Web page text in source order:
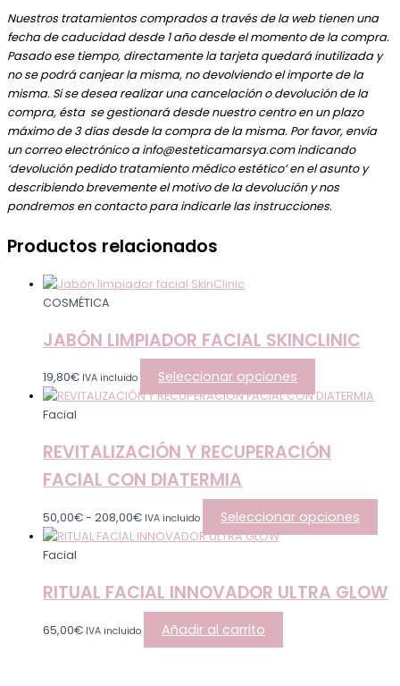
Nuestros tratamientos comprados a través de la web tienen una
fecha de caducidad desde 1 año desde el momento de la compra.
Pasado ese tiempo, directamente la tarjeta quedará inutilizada y
no se podrá canjear la misma, no devolviendo el importe de la
misma. Si se desea realizar una cancelación o devolución de la
compra, ésta se gestionará desde nuestro centro en un plazo
máximo de 3 días desde la compra de la misma. Por favor, envía
un correo electrónico a info@esteticamarsya.com indicando
‘devolución pedido tratamiento médico estético’ en el asunto y
describiendo brevemente el motivo de la devolución y nos
pondremos en contacto para indicarle las instrucciones.
Productos relacionados
COSMÉTICA
JABÓN LIMPIADOR FACIAL SKINCLINIC
19,80€ IVA incluido Seleccionar opciones
Facial
REVITALIZACIÓN Y RECUPERACIÓN
FACIAL CON DIATERMIA
50,00€- 208,00€ IVA incluido Seleccionar opciones
Facial
RITUAL FACIAL INNOVADOR ULTRA GLOW
65,00€ IVA incluido Añadir al carrito